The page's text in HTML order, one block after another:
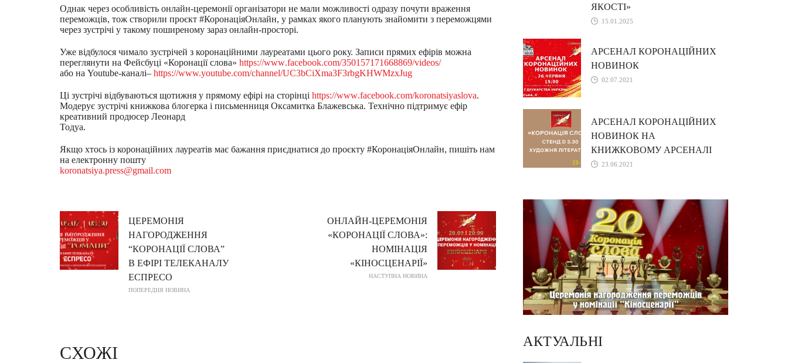
Однак через особливість онлайн-церемонії організатори не мали можливості одразу почути враження
переможців, тож створили проєкт #КоронаціяОнлайн, у рамках якого планують знайомити з переможцями
через зустрічі у такому поширеному зараз онлайн-просторі.
Уже відбулося чимало зустрічей з коронаційними лауреатами цього року. Записи прямих ефірів можна
переглянути на Фейсбуці «Коронації слова» https://www.facebook.com/350157171668869/videos/
або на Youtube-каналі– https://www.youtube.com/channel/UC3bCiXma3F3rbgKHWMzxJug
Ці зустрічі відбуваються щотижня у прямому ефірі на сторінці https://www.facebook.com/koronatsiyaslova.
Модерує зустрічі книжкова блогерка і письменниця Оксамитка Блажевська. Технічно підтримує ефір
креативний продюсер Леонард
Тодуа.
Якщо хтось із коронаційних лауреатів має бажання приєднатися до проєкту #КоронаціяОнлайн, пишіть нам
на електронну пошту
koronatsiya.press@gmail.com
ЦЕРЕМОНІЯ
НАГОРОДЖЕННЯ
“КОРОНАЦІЇ СЛОВА”
В ЕФІРІ ТЕЛЕКАНАЛУ
ЕСПРЕСО
ПОПЕРЕДНЯ НОВИНА
ОНЛАЙН-ЦЕРЕМОНІЯ
«КОРОНАЦІЇ СЛОВА»:
НОМІНАЦІЯ
«КІНОСЦЕНАРІЇ»
НАСТУПНА НОВИНА
СХОЖІ
ЯКОСТІ»
15.01.2025
АРСЕНАЛ КОРОНАЦІЙНИХ
НОВИНОК
02.07.2021
АРСЕНАЛ КОРОНАЦІЙНИХ
НОВИНОК НА
КНИЖКОВОМУ АРСЕНАЛІ
23.06.2021
АКТУАЛЬНІ